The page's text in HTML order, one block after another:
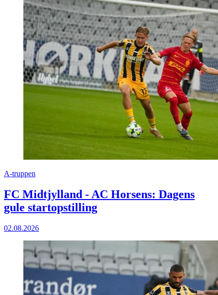
A-truppen
FC Midtjylland - AC Horsens: Dagens
gule startopstilling
02.08.2026